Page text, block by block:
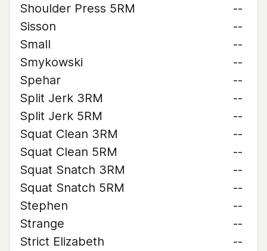
Shoulder Press 5RM
--
Sisson
--
Small
--
Smykowski
--
Spehar
--
Split Jerk 3RM
--
Split Jerk 5RM
--
Squat Clean 3RM
--
Squat Clean 5RM
--
Squat Snatch 3RM
--
Squat Snatch 5RM
--
Stephen
--
Strange
--
Strict Elizabeth
--